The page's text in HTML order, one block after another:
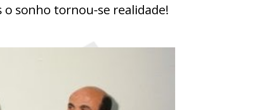
sonho tornou-se realidade!